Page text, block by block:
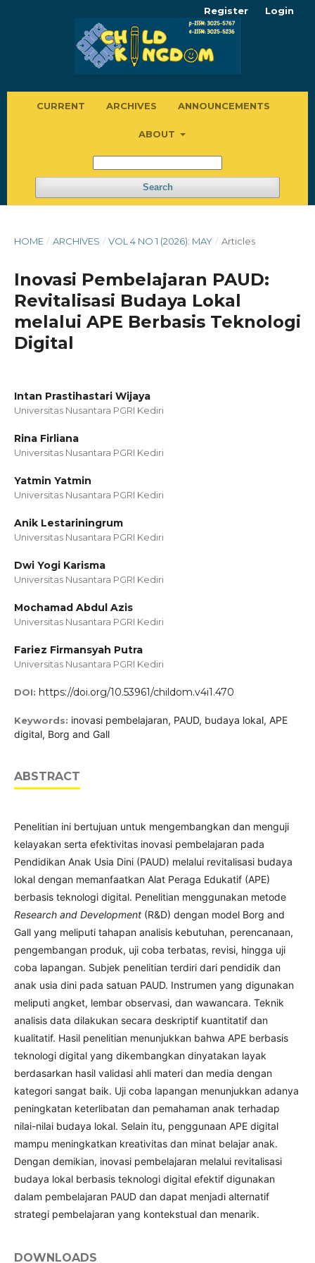
CURRENT ARCHIVES ANNOUNCEMENTS
ABOUT
Search
Register Login
HOME / ARCHIVES / VOL 4 NO 1 (2026): MAY / Articles
Inovasi Pembelajaran PAUD:
Revitalisasi Budaya Lokal
melalui APE Berbasis Teknologi
Digital
Intan Prastihastari Wijaya
Universitas Nusantara PGRI Kediri
Rina Firliana
Universitas Nusantara PGRI Kediri
Yatmin Yatmin
Universitas Nusantara PGRI Kediri
Anik Lestariningrum
Universitas Nusantara PGRI Kediri
Dwi Yogi Karisma
Universitas Nusantara PGRI Kediri
Mochamad Abdul Azis
Universitas Nusantara PGRI Kediri
Fariez Firmansyah Putra
Universitas Nusantara PGRI Kediri
DOI: https://doi.org/10.53961/childom.v4i1.470
Keywords: inovasi pembelajaran, PAUD, budaya lokal, APE
digital, Borg and Gall
ABSTRACT
Penelitian ini bertujuan untuk mengembangkan dan menguji
kelayakan serta efektivitas inovasi pembelajaran pada
Pendidikan Anak Usia Dini (PAUD) melalui revitalisasi budaya
lokal dengan memanfaatkan Alat Peraga Edukatif (APE)
berbasis teknologi digital. Penelitian menggunakan metode
Research and Development (R&D) dengan model Borg and
Gall yang meliputi tahapan analisis kebutuhan, perencanaan,
pengembangan produk, uji coba terbatas, revisi, hingga uji
coba lapangan. Subjek penelitian terdiri dari pendidik dan
anak usia dini pada satuan PAUD. Instrumen yang digunakan
meliputi angket, lembar observasi, dan wawancara. Teknik
analisis data dilakukan secara deskriptif kuantitatif dan
kualitatif. Hasil penelitian menunjukkan bahwa APE berbasis
teknologi digital yang dikembangkan dinyatakan layak
berdasarkan hasil validasi ahli materi dan media dengan
kategori sangat baik. Uji coba lapangan menunjukkan adanya
peningkatan keterlibatan dan pemahaman anak terhadap
nilai-nilai budaya lokal. Selain itu, penggunaan APE digital
mampu meningkatkan kreativitas dan minat belajar anak.
Dengan demikian, inovasi pembelajaran melalui revitalisasi
budaya lokal berbasis teknologi digital efektif digunakan
dalam pembelajaran PAUD dan dapat menjadi alternatif
strategi pembelajaran yang kontekstual dan menarik.
DOWNLOADS